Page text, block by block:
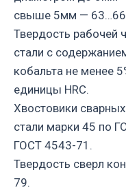
свыше 5мм — 63…66
Твердость рабочей
стали с
кобальта не менее
единицы HRC.
Хвостовики
стали марки 45 по
ГОСТ 4543-71.
Твердость сверл
79.